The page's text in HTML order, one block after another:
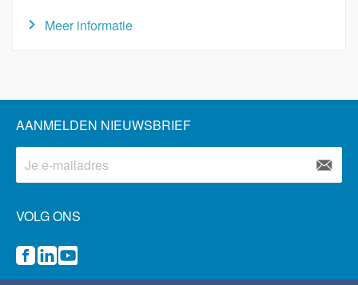
Meer informatie
AANMELDEN NIEUWSBRIEF
VOLG ONS